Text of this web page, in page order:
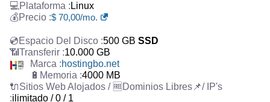
Linux
$ 70,00/mo.
500 GB SSD
10.000 GB
hostingbo.net
4000 MB
ilimitado / 0 / 1